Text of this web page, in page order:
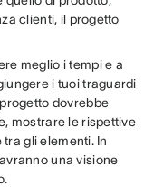
clienti, il progetto
meglio i tempi e a
i tuoi traguardi
dovrebbe
mostrare le rispettive
gli elementi. In
una visione